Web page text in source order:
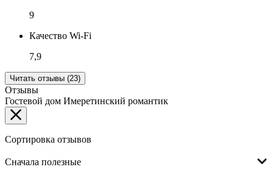
9
Качество Wi-Fi
7,9
Читать отзывы (23)
Отзывы
Гостевой дом Имеретинский романтик
Сортировка отзывов
Сначала полезные